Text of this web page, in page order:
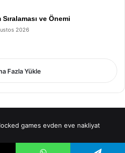
ve Önemi
2026
Fazla Yükle
games evden eve nakliyat